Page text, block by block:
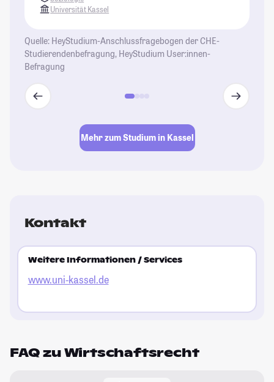
Universität Kassel
Quelle: HeyStudium-Anschlussfragebogen der CHE-
Studierendenbefragung, HeyStudium User:innen-
Befragung
Mehr zum Studium in Kassel
Kontakt
Weitere Informationen / Services
www.uni-kassel.de
FAQ zu Wirtschaftsrecht